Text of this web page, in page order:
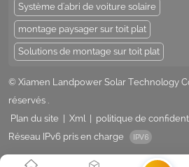
Système d'abri de voiture solaire
montage paysager sur toit plat
Solutions de montage sur toit plat
© Xiamen Landpower Solar Technology
réservés .
Plan du site
Xml politique de
Réseau IPv6 pris en charge